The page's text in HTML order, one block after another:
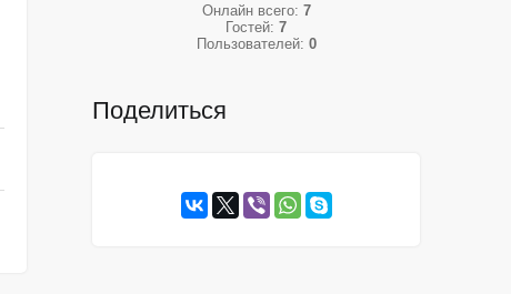
Онлайн всего: 7
Гостей: 7
Пользователей: 0
Поделиться